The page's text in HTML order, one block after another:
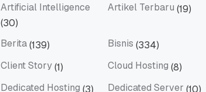
Artificial Intelligence
Artificial Intelligence
(30)
Artikel Terbaru (19)
Berita(139) Bisnis (334)
Client Story(1) Cloud Hosting (8)
Dedicated Hosting (3) Dedicated Server (10)